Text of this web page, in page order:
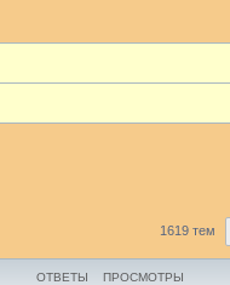
1619 тем
ОТВЕТЫ ПРОСМОТРЫ